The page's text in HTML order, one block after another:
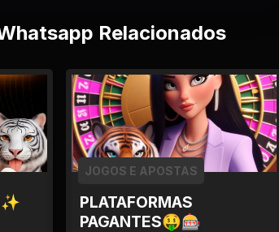
Relacionados
PLATAFORMAS
PAGANTES🤑🎰
JOGOS E APOSTAS